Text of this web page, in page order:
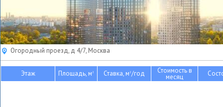
Огородный проезд, д 4/7, Москва
Этаж Площадь, м2 Ставка, м2/год Стоимость в
месяц